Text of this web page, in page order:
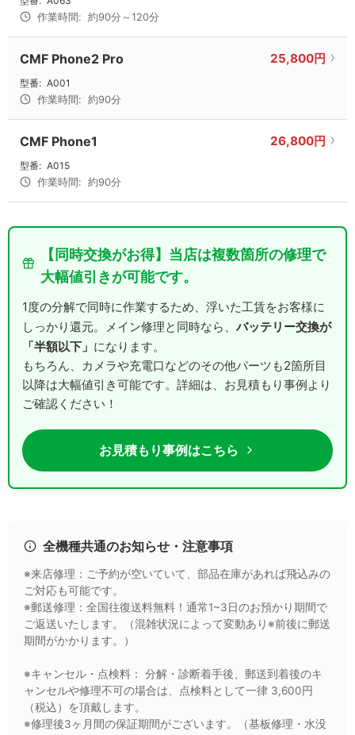
作業時間: 約90分～120分
CMF Phone2 Pro 25,800円
型番: A001
作業時間: 約90分
CMF Phone1 26,800円
型番: A015
作業時間: 約90分
【同時交換がお得】当店は複数箇所の修理で
大幅値引きが可能です。
1度の分解で同時に作業するため、浮いた工賃をお客様に
しっかり還元。メイン修理と同時なら、 バッテリー交換が
「半額以下」 になります。
もちろん、カメラや充電口などのその他パーツも2箇所目
以降は大幅値引き可能です。詳細は、お見積もり事例より
ご確認ください！
お見積もり事例はこちら
全機種共通のお知らせ・注意事項
※来店修理：ご予約が空いていて、部品在庫があれば飛込みの
ご対応も可能です。
※郵送修理：全国往復送料無料！通常1~3日のお預かり期間で
ご返送いたします。（混雑状況によって変動あり※前後に郵送
期間がかかります。）
※キャンセル・点検料： 分解・診断着手後、郵送到着後のキ
ャンセルや修理不可の場合は、点検料として一律 3,600円
（税込）を頂戴します。
※修理後3ヶ月間の保証期間がございます。（基板修理・水没